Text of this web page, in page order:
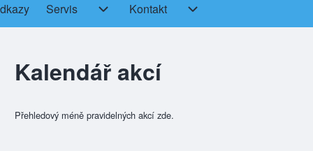
Servis Kontakt
Kalendář akcí
Přehledový méně pravidelných akcí zde.